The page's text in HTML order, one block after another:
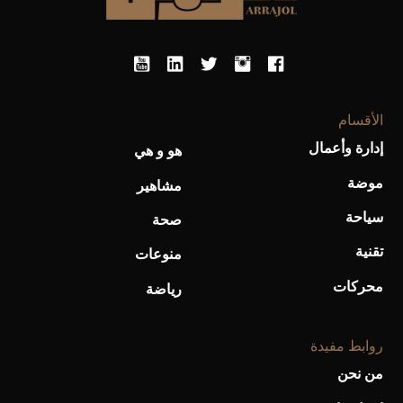
أحذية Mary Jane: ترف وأناقة للرجال
الأقسام
إدارة وأعمال
موضة
سياحة
تقنية
محركات
هو و هي
مشاهير
صحة
منوعات
رياضة
روابط مفيدة
من نحن